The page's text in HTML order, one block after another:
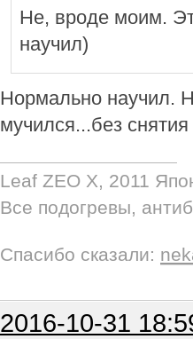
Не, вроде моим.
научил)
Нормально научил.
мучился...без снятия
Leaf ZEO Х, 2011
Все подогревы,
Спасибо сказали:
2016-10-31